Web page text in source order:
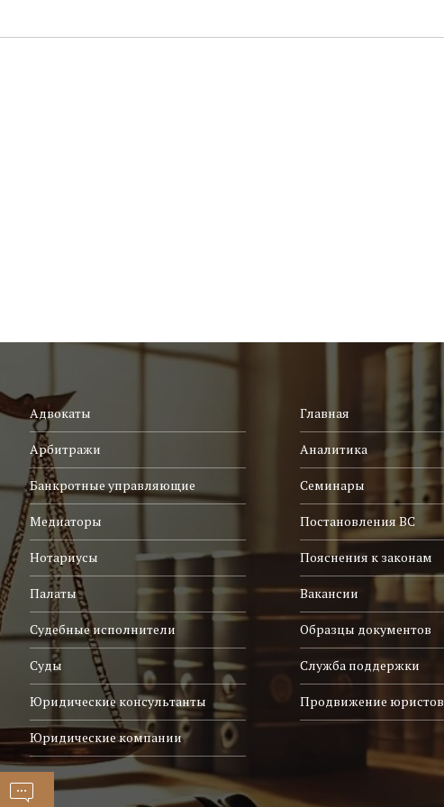
Адвокаты
Арбитражи
Банкротные управляющие
Медиаторы
Нотариусы
Палаты
Судебные исполнители
Суды
Юридические консультанты
Юридические компании
Главная
Аналитика
Семинары
Постановления ВС
Пояснения к законам
Вакансии
Образцы документов
Служба поддержки
Продвижение юристов